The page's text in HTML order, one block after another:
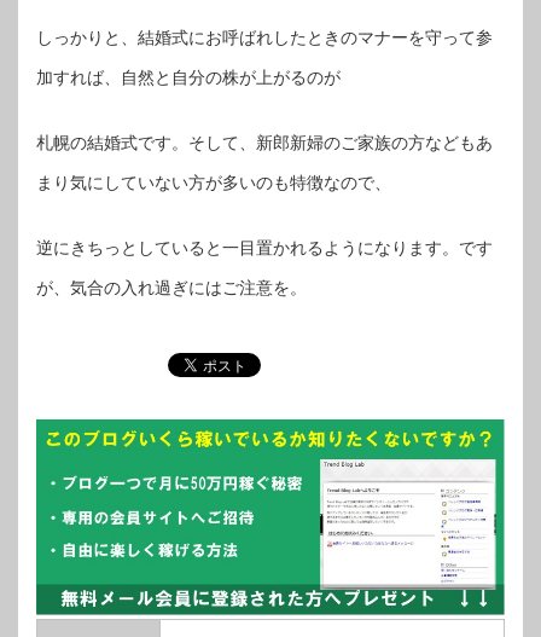
しっかりと、結婚式にお呼ばれしたときのマナーを守って参
加すれば、自然と自分の株が上がるのが
札幌の結婚式です。そして、新郎新婦のご家族の方などもあ
まり気にしていない方が多いのも特徴なので、
逆にきちっとしていると一目置かれるようになります。です
が、気合の入れ過ぎにはご注意を。